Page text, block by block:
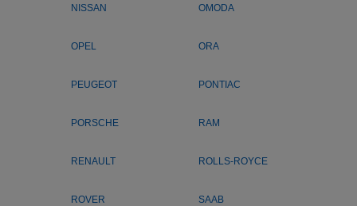
NISSAN OMODA
OPEL ORA
PEUGEOT PONTIAC
PORSCHE RAM
RENAULT ROLLS-ROYCE
ROVER SAAB